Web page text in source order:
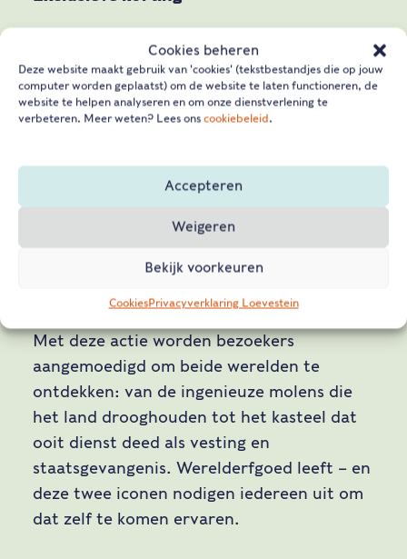
Cookies beheren
Deze website maakt gebruik van 'cookies' (tekstbestandjes die op jouw
computer worden geplaatst) om de website te laten functioneren, de
website te helpen analyseren en om onze dienstverlening te
verbeteren. Meer weten? Lees ons cookiebeleid.
Accepteren
Weigeren
Bekijk voorkeuren
CookiesPrivacyverklaring Loevestein
Om deze samenwerking te vieren, kunnen
bezoekers met een speciale flyer profiteren
van een exclusieve kennismakingskorting.
de flyer van Slot Loevestein in bij de
of andersom, en ontvang 20% korting op je
Met deze actie worden bezoekers
aangemoedigd om beide werelden te
ontdekken: van de ingenieuze molens die
het land drooghouden tot het kasteel dat
ooit dienst deed als vesting en
staatsgevangenis. Werelderfgoed leeft – en
deze twee iconen nodigen iedereen uit om
dat zelf te komen ervaren.